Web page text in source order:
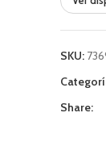
SKU:
Share: